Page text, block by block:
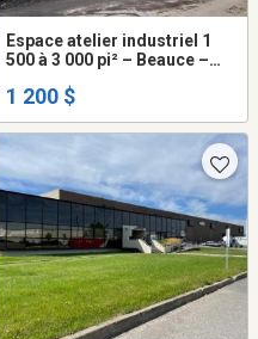
Espace atelier industriel 1
500 à 3 000 pi² – Beauce –
1 200 $